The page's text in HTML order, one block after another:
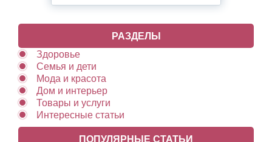
РАЗДЕЛЫ
Здоровье
Семья и дети
Мода и красота
Дом и интерьер
Товары и услуги
Интересные статьи
ПОПУЛЯРНЫЕ СТАТЬИ